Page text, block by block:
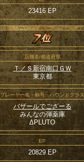
23416 EP
店舗名/都道府県
Ｔ／Ｓ新宿南口ＧＷ
東京都
プレーヤー名・称号・ハウンドクラス
バザールでござーる
みんなの弾薬庫
ΔPLUTO
EP
20829 EP